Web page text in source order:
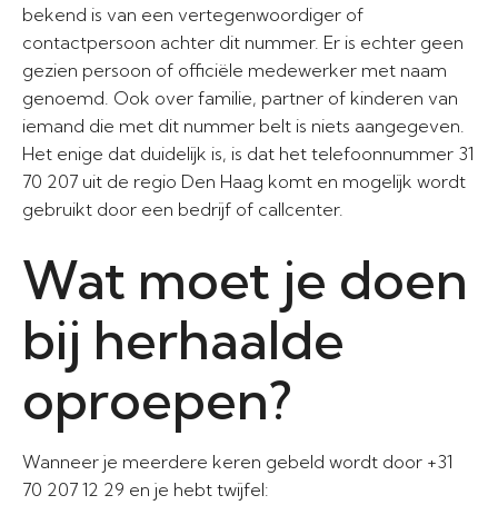
bekend is van een vertegenwoordiger of
contactpersoon achter dit nummer. Er is echter geen
gezien persoon of officiële medewerker met naam
genoemd. Ook over familie, partner of kinderen van
iemand die met dit nummer belt is niets aangegeven.
Het enige dat duidelijk is, is dat het telefoonnummer 31
70 207 uit de regio Den Haag komt en mogelijk wordt
gebruikt door een bedrijf of callcenter.
Wat moet je doen
bij herhaalde
oproepen?
Wanneer je meerdere keren gebeld wordt door +31
70 207 12 29 en je hebt twijfel: